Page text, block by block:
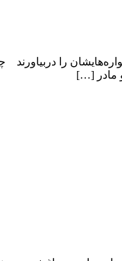
مادر […]